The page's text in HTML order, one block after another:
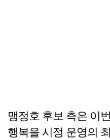
맹정호 후보 측은 이
행복을 시정 운영의